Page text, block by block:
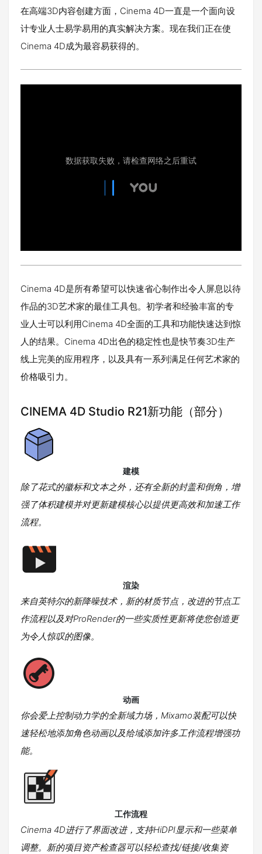
在高端3D内容创建方面，Cinema 4D一直是一个面向设
计专业人士易学易用的真实解决方案。现在我们正在使
Cinema 4D成为最容易获得的。
Cinema 4D是所有希望可以快速省心制作出令人屏息以待
作品的3D艺术家的最佳工具包。初学者和经验丰富的专
业人士可以利用Cinema 4D全面的工具和功能快速达到惊
人的结果。Cinema 4D出色的稳定性也是快节奏3D生产
线上完美的应用程序，以及具有一系列满足任何艺术家的
价格吸引力。
CINEMA 4D Studio R21新功能（部分）
建模
除了花式的徽标和文本之外，还有全新的封盖和倒角，增
强了体积建模并对更新建模核心以提供更高效和加速工作
流程。
渲染
来自英特尔的新降噪技术，新的材质节点，改进的节点工
作流程以及对ProRender的一些实质性更新将使您创造更
为令人惊叹的图像。
动画
你会爱上控制动力学的全新域力场，Mixamo装配可以快
速轻松地添加角色动画以及给域添加许多工作流程增强功
能。
工作流程
Cinema 4D进行了界面改进，支持HiDPI显示和一些菜单
调整。新的项目资产检查器可以轻松查找/链接/收集资